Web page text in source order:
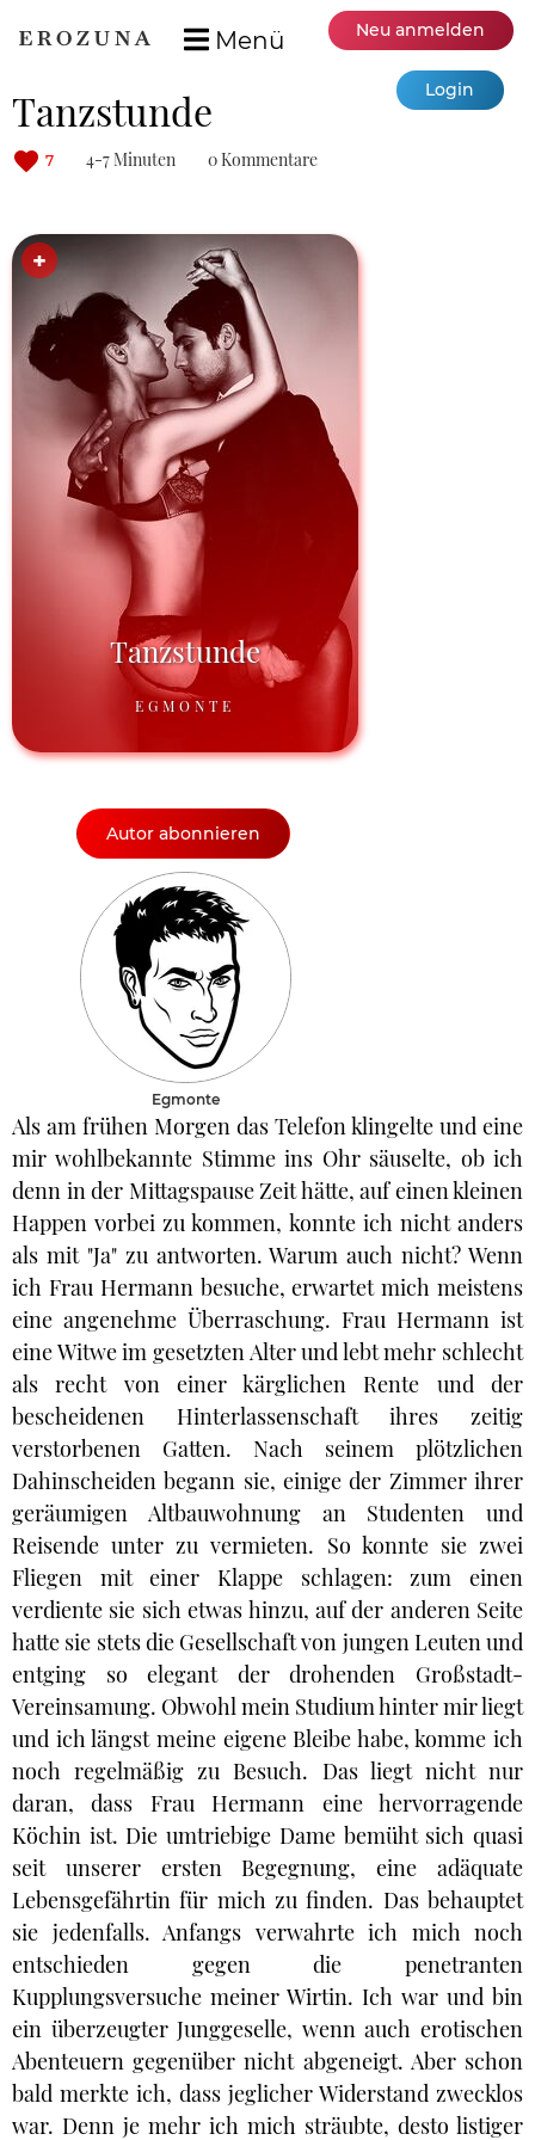
Menü Neu anmelden
Login
Tanzstunde
7 4-7 Minuten 0 Kommentare
Tanzstunde
EGMONTE
Autor abonnieren
Egmonte
Als am frühen Morgen das Telefon klingelte und eine
mir wohlbekannte Stimme ins Ohr säuselte, ob ich
denn in der Mittagspause Zeit hätte, auf einen kleinen
Happen vorbei zu kommen, konnte ich nicht anders
als mit "Ja" zu antworten. Warum auch nicht? Wenn
ich Frau Hermann besuche, erwartet mich meistens
eine angenehme Überraschung. Frau Hermann ist
eine Witwe im gesetzten Alter und lebt mehr schlecht
als recht von einer kärglichen Rente und der
bescheidenen Hinterlassenschaft ihres zeitig
verstorbenen Gatten. Nach seinem plötzlichen
Dahinscheiden begann sie, einige der Zimmer ihrer
geräumigen Altbauwohnung an Studenten und
Reisende unter zu vermieten. So konnte sie zwei
Fliegen mit einer Klappe schlagen: zum einen
verdiente sie sich etwas hinzu, auf der anderen Seite
hatte sie stets die Gesellschaft von jungen Leuten und
entging so elegant der drohenden Großstadt-
Vereinsamung. Obwohl mein Studium hinter mir liegt
und ich längst meine eigene Bleibe habe, komme ich
noch regelmäßig zu Besuch. Das liegt nicht nur
daran, dass Frau Hermann eine hervorragende
Köchin ist. Die umtriebige Dame bemüht sich quasi
seit unserer ersten Begegnung, eine adäquate
Lebensgefährtin für mich zu finden. Das behauptet
sie jedenfalls. Anfangs verwahrte ich mich noch
entschieden gegen die penetranten
Kupplungsversuche meiner Wirtin. Ich war und bin
ein überzeugter Junggeselle, wenn auch erotischen
Abenteuern gegenüber nicht abgeneigt. Aber schon
bald merkte ich, dass jeglicher Widerstand zwecklos
war. Denn je mehr ich mich sträubte, desto listiger